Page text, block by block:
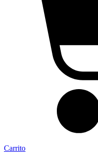
Carrito